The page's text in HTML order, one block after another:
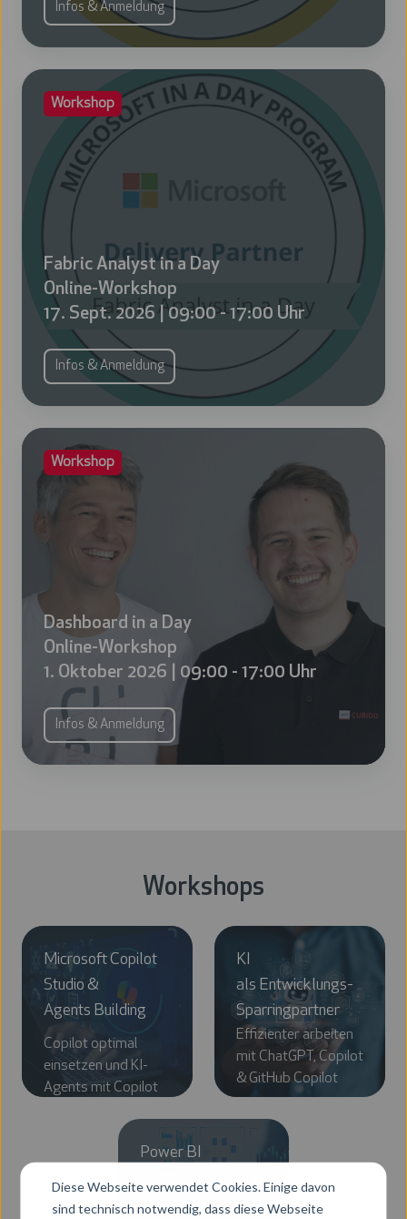
Diese Webseite verwendet Cookies. Einige davon
sind technisch notwendig, dass diese Webseite
|
-
17:00
Infos & Anmeldung
Fabric
Analyst
Day
Online-
Sept.
2026
09:00
-
Uhr
Workshop
Fabric Analyst in a Day
Online-Workshop
17. Sept. 2026 | 09:00 - 17:00 Uhr
Infos & Anmeldung
Dashboard
Oktober
2026
17:00
Workshop
Dashboard in a Day
Online-Workshop
1. Oktober 2026 | 09:00 - 17:00 Uhr
Infos & Anmeldung
Workshops
Microsoft Copilot
Studio &
Agents Building
Copilot optimal
einsetzen und KI-
Agents mit Copilot
KI
als Entwicklungs-
Sparringpartner
Effizienter arbeiten
mit ChatGPT, Copilot
& GitHub Copilot
Power BI
Dashboard in a Day
Power BI-Workshop